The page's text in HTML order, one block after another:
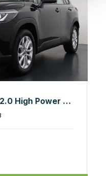
Toyota Corolla Cross 2.0 High Power Hybrid Active